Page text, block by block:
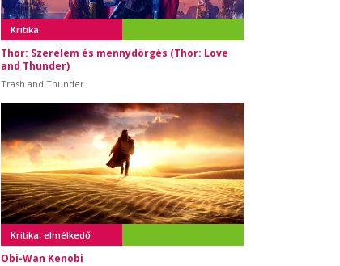
Kritika
Thor: Szerelem és mennydörgés (Thor: Love
and Thunder)
Trash and Thunder.
Kritika, elmélkedő
Obi-Wan Kenobi